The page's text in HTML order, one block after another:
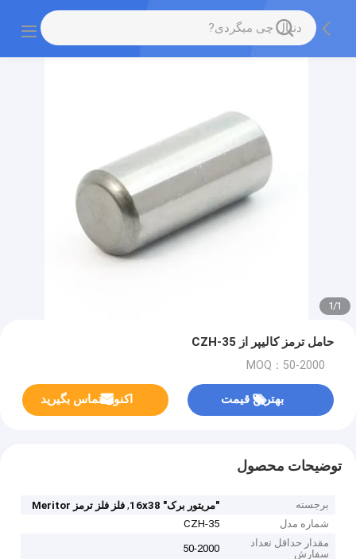
1
/
1
حامل ترمز کالیپر از CZH-35
MOQ：50-2000
بهترین قیمت اکنون تماس بگیرید
توضیحات محصول
برجسته "مريتور برک" 16x38 ,فلز فلز ترمز Meritor
شماره مدل
CZH-35
مقدار حداقل تعداد
سفارش
50-2000